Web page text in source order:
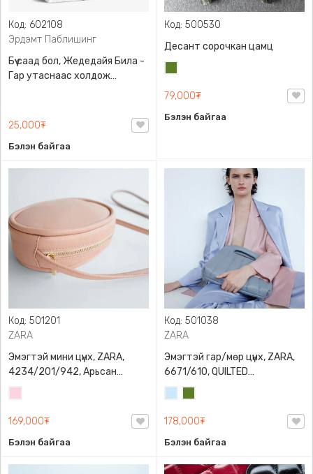
Код: 602108
Эрдэмт Паблишинг
Бүү саад бол, Жедедайя Била -
Гар утаснаас холдож
9789919235192
25,000₮
Бэлэн байгаа
Код: 500530
Десант сорочкан цамц
79,000₮
Бэлэн байгаа
Код: 501201
ZARA
Эмэгтэй мини цүнх, ZARA,
4234/201/942, Арьсан
материалтай, LIMITED EDITION
OVAL LEATHER HANDBAG TRF
169,000₮
Бэлэн байгаа
Код: 501038
ZARA
Эмэгтэй гар/мөр цүнх, ZARA,
6671/610, QUILTED
CROSSBODY BAG WITH HANDLE
178,000₮
Бэлэн байгаа